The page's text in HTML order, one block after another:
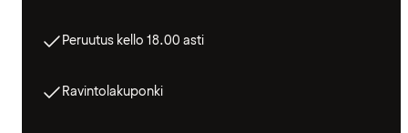
Peruutus kello 18.00 asti
Ravintolakuponki